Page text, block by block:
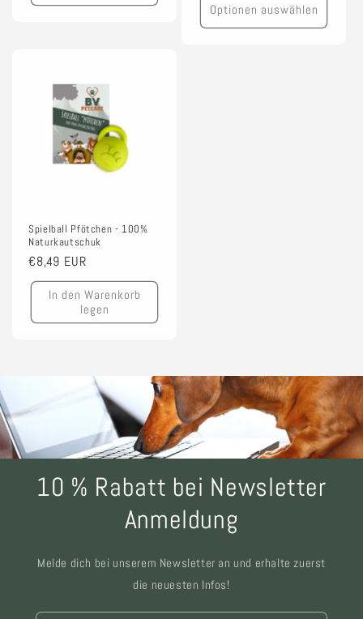
Optionen auswählen
Spielball Pfötchen - 100%
Naturkautschuk
Normaler
Preis
€8,49 EUR
In den Warenkorb
legen
10 % Rabatt bei Newsletter
Anmeldung
Melde dich bei unserem Newsletter an und erhalte zuerst
die neuesten Infos!